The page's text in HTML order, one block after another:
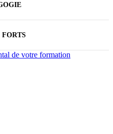
FORTS
de votre formation